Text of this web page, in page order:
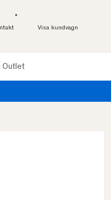
Visa kundvagn
Outlet